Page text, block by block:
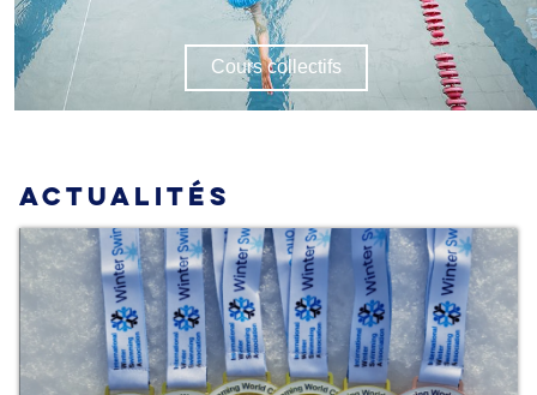
Cours collectifs
ACTUALITÉS